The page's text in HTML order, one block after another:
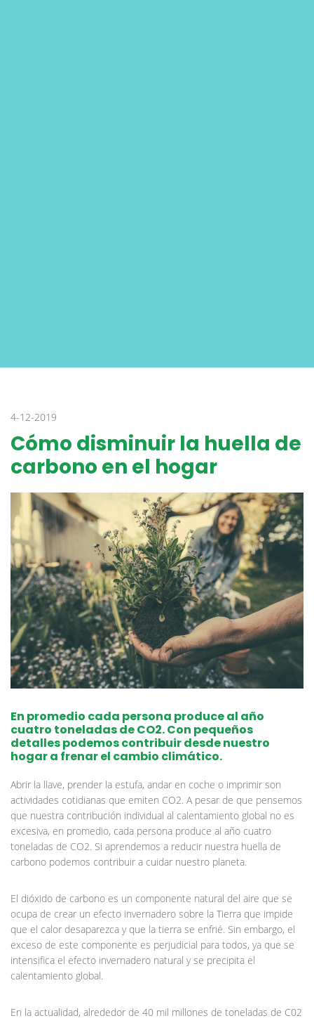
4-12-2019
Cómo disminuir la huella de
carbono en el hogar
En promedio cada persona produce al año
cuatro toneladas de CO2. Con pequeños
detalles podemos contribuir desde nuestro
hogar a frenar el cambio climático.
Abrir la llave, prender la estufa, andar en coche o imprimir son
actividades cotidianas que emiten CO2. A pesar de que pensemos
que nuestra contribución individual al calentamiento global no es
excesiva, en promedio, cada persona produce al año cuatro
toneladas de CO2. Si aprendemos a reducir nuestra huella de
carbono podemos contribuir a cuidar nuestro planeta.
El dióxido de carbono es un componente natural del aire que se
ocupa de crear un efecto invernadero sobre la Tierra que impide
que el calor desaparezca y que la tierra se enfrié. Sin embargo, el
exceso de este componente es perjudicial para todos, ya que se
intensifica el efecto invernadero natural y se precipita el
calentamiento global.
En la actualidad, alrededor de 40 mil millones de toneladas de C02